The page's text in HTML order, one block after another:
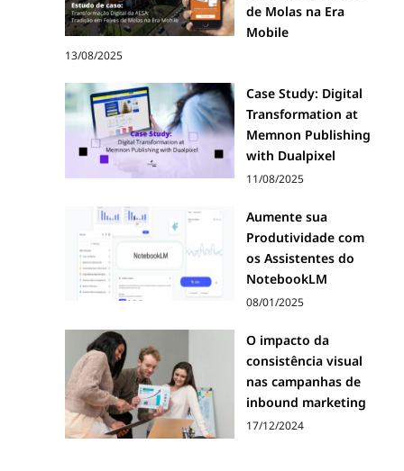
de Molas na Era
Mobile
13/08/2025
Case Study: Digital
Transformation at
Memnon Publishing
with Dualpixel
11/08/2025
Aumente sua
Produtividade com
os Assistentes do
NotebookLM
08/01/2025
O impacto da
consistência visual
nas campanhas de
inbound marketing
17/12/2024